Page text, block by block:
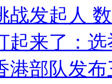
战发起人
起来了：
港部队发